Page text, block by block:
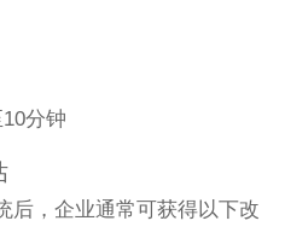
分钟
后，企业通常可获得以下改